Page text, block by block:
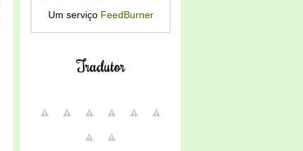
Um serviço FeedBurner
Tradutor